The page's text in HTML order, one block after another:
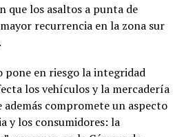
que los asaltos a punta de
recurrencia en la zona sur
pone en riesgo la integridad
los vehículos y la mercadería
compromete un aspecto
y los consumidores: la